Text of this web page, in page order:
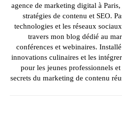
agence de marketing digital à
stratégies de contenu et SEO.
technologies et les réseaux
travers mon blog dédié au
conférences et webinaires.
innovations culinaires et les
pour les jeunes professionnels
secrets du marketing de contenu